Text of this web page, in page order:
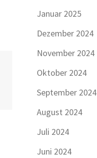
Januar 2025
Dezember 2024
November 2024
Oktober 2024
September 2024
August 2024
Juli 2024
Juni 2024